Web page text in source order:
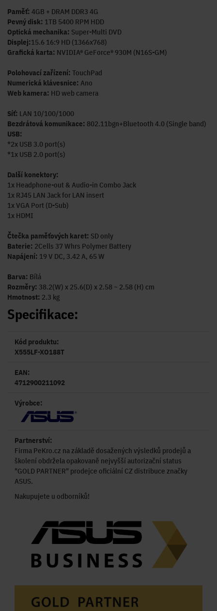
Paměť: 4GB + DRAM DDR3 4G
Pevný disk: 1TB 5400 RPM HDD
Optická mechanika: Super-Multi DVD
Displej:15.6 16:9 HD (1366x768)
Grafická karta: NVIDIA® GeForce® 930M (N16S-GM)
Polohovací zařízení: TouchPad
Numerická klávesnice: Ano
Web kamera: HD web camera
Síť: LAN 10/100/1000
Bezdrátová komunikace: 802.11bgn+Bluetooth 4.0 (Single band)
USB:
*2x USB 3.0 port(s)
*1x USB 2.0 port(s)
Další konektory:
1x Headphone-out & Audio-in Combo Jack
1x RJ45 LAN Jack for LAN insert
1x VGA Port (D-Sub)
1x HDMI
Čtečka paměťových karet: SD only
Baterie: 2Cells 37 Whrs Polymer Battery
Napájení: 19 V DC, 3.42 A, 65 W
Barva: Bílá
Rozměry: 38.2(W) x 25.6(D) x 2.58 ~ 2.58 (H) cm
Hmotnost: 2.3 kg
Specifikace:
Kód produktu:
X555LF-XO188T
EAN:
4712900211092
Výrobce:
Partnerství:
Firma PeKro.cz na základě dosažených výsledků prodejů a
školení obdržela opakovaně nejvyšší autorizační status
"GOLD PARTNER" prodejce oficiální CZ distribuce značky
ASUS.
Nakupujete u odborníků!